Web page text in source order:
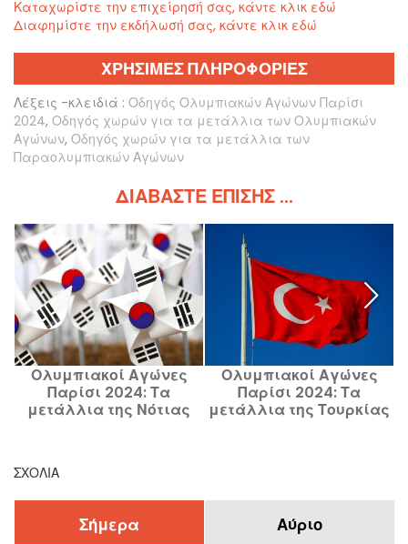
Καταχωρίστε την επιχείρησή σας, κάντε κλικ εδώ
Διαφημίστε την εκδήλωσή σας, κάντε κλικ εδώ
ΧΡΗΣΙΜΕΣ ΠΛΗΡΟΦΟΡΙΕΣ
Λέξεις -κλειδιά : Οδηγός Ολυμπιακών Αγώνων Παρίσι
2024, Οδηγός χωρών για τα μετάλλια των Ολυμπιακών
Αγώνων, Οδηγός χωρών για τα μετάλλια των
Παραολυμπιακών Αγώνων
ΔΙΑΒΆΣΤΕ ΕΠΊΣΗΣ ...
Ολυμπιακοί Αγώνες
Παρίσι 2024: Τα
μετάλλια της Νότιας
Αγώνες του Παρισιού
Ολυμπιακοί Αγώνες
Παρίσι 2024: Τα
μετάλλια της Τουρκίας
ΣΧΌΛΙΑ
Σήμερα Αύριο